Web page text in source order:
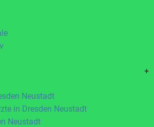
+
Neustadt
in Dresden Neustadt
Neustadt